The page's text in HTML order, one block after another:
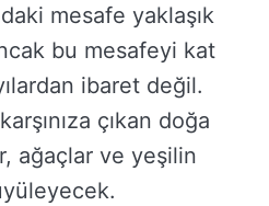
mesafe yaklaşık
bu mesafeyi kat
ibaret değil.
çıkan doğa
ağaçlar ve yeşilin